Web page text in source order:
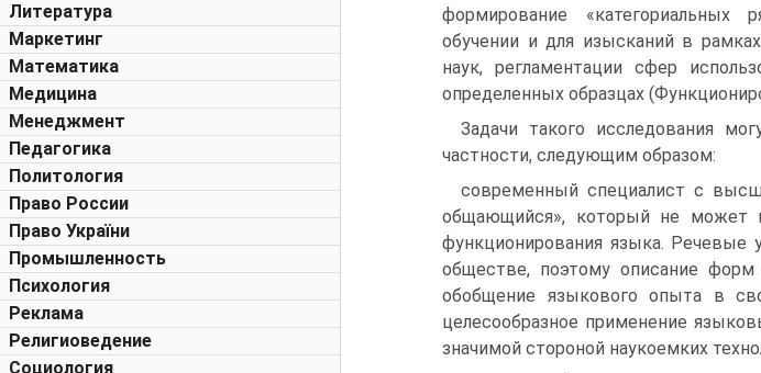
Литература
Маркетинг
Математика
Медицина
Менеджмент
Педагогика
Политология
Право России
Право України
Промышленность
Психология
Реклама
Религиоведение
Социология
формирование «категориальных
обучении и для изысканий в
наук, регламентации сфер
определенных образцах
Задачи такого исследования
частности, следующим образом:
современный специалист с
общающийся», который не может
функционирования языка. Речевые
обществе, поэтому описание
обобщение языкового опыта в
целесообразное применение
значимой стороной наукоемких